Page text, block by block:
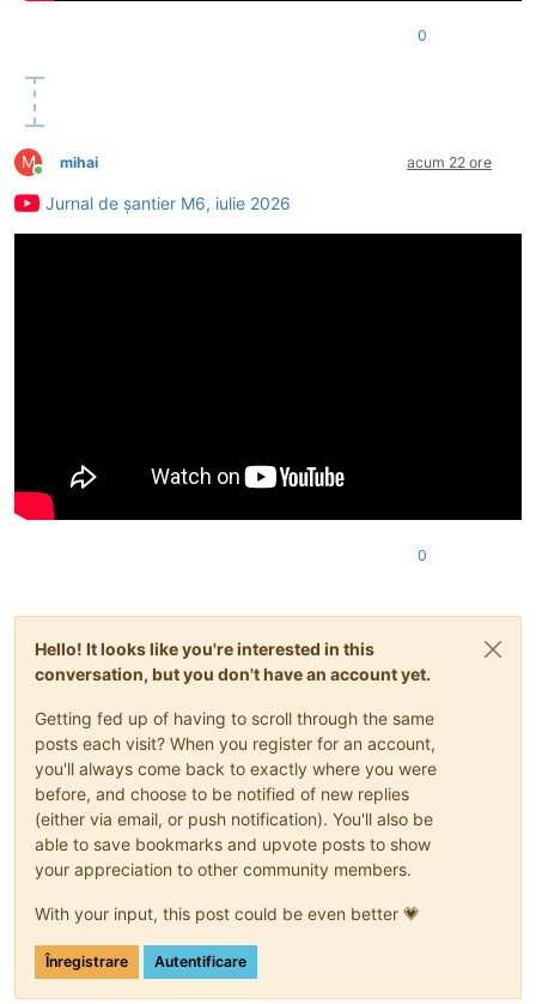
0
M
Conectat
mihai acum 22 ore
Jurnal de șantier M6, iulie 2026
0
Hello! It looks like you're interested in this
conversation, but you don't have an account yet.
Getting fed up of having to scroll through the same
posts each visit? When you register for an account,
you'll always come back to exactly where you were
before, and choose to be notified of new replies
(either via email, or push notification). You'll also be
able to save bookmarks and upvote posts to show
your appreciation to other community members.
With your input, this post could be even better 💗
Înregistrare Autentificare